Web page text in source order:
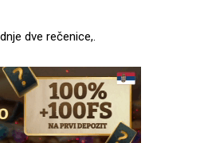
dve rečenice,.